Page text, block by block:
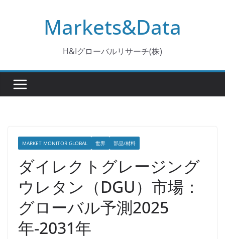
Markets&Data
H&Iグローバルリサーチ(株)
MARKET MONITOR GLOBAL 世界 部品/材料
ダイレクトグレージング
ウレタン（DGU）市場：
グローバル予測2025
年-2031年